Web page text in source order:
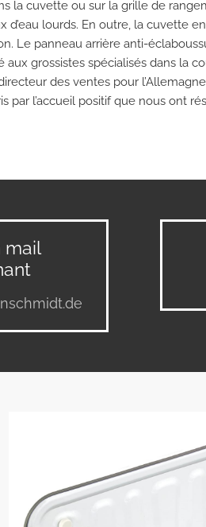
la cuvette ou sur la grille de
lourds. En outre, la cuvette
Le panneau arrière anti-
aux grossistes spécialisés dans la
des ventes pour
par l’accueil positif que nous ont
mail